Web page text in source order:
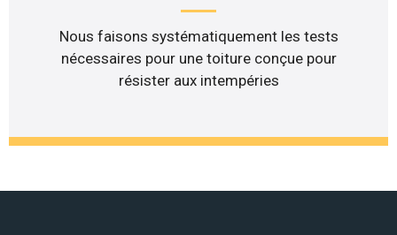
Nous faisons systématiquement les tests
nécessaires pour une toiture conçue pour
résister aux intempéries